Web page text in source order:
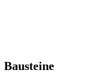
Bausteine